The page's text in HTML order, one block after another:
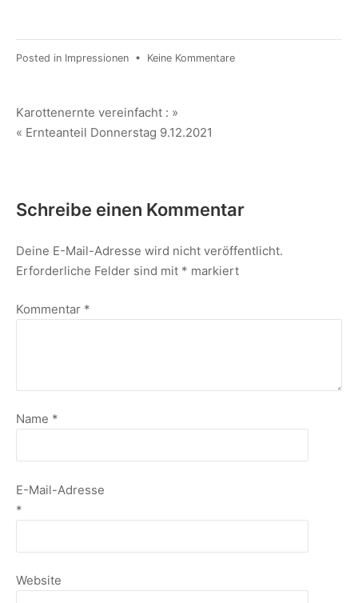
Posted in Impressionen • Keine Kommentarezu
Beitragsnavigation
Karottenernte vereinfacht : »
« Ernteanteil Donnerstag 9.12.2021
Schreibe einen Kommentar
Deine E-Mail-Adresse wird nicht veröffentlicht.
Erforderliche Felder sind mit * markiert
Kommentar *
Name *
E-Mail-Adresse
*
Website